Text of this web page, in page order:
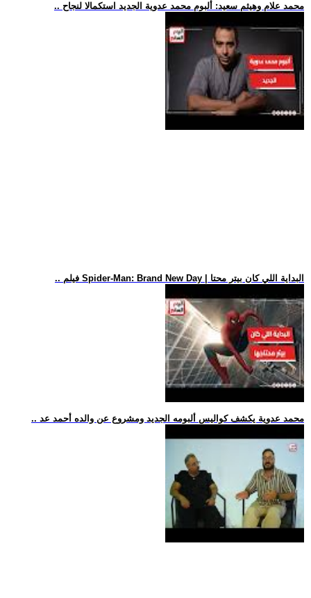
.. محمد علام وهيثم سعيد: ألبوم محمد عدوية الجديد استكمالا لنجاح
.. فيلم Spider-Man: Brand New Day | البداية اللي كان بيتر محتا
.. محمد عدوية يكشف كواليس ألبومه الجديد ومشروع عن والده أحمد عد